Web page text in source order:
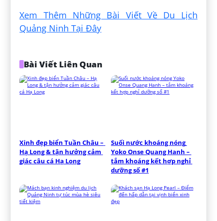
Xem Thêm Những Bài Viết Về Du Lịch
Quảng Ninh Tại Đây
Bài Viết Liên Quan
Xinh đẹp biển Tuần Châu –
Hạ Long & tận hưởng cảm
giác câu cá Hạ Long
Suối nước khoáng nóng
Yoko Onse Quang Hanh –
tắm khoáng kết hợp nghỉ
dưỡng số #1